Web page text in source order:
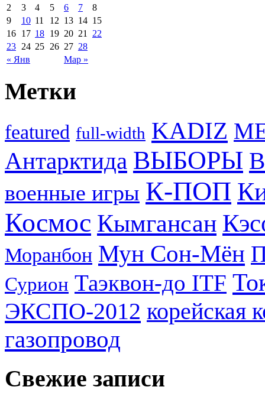
« Янв Мар »
2
3 4 5 6 7
8
9
10 11 12 13 14 15
16 17 18 19 20 21
22
23 24 25 26 27 28
Метки
featured full-width KADIZ
Антарктида ВЫБОРЫ
военные игры К-ПОП
Космос Кымгансан
Моранбон Мун Сон-Мён
Сурион Таэквон-до ITF
ЭКСПО-2012 корейская
газопровод
Свежие записи